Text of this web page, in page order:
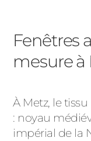
Fenêtres
mesure à
À Metz, le
: noyau
impérial de la